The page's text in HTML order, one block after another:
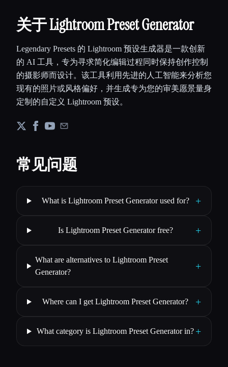
关于 Lightroom Preset Generator
Legendary Presets 的 Lightroom 预设生成器是一款创新
的 AI 工具，专为寻求简化编辑过程同时保持创作控制
的摄影师而设计。该工具利用先进的人工智能来分析您
现有的照片或风格偏好，并生成专为您的审美愿景量身
定制的自定义 Lightroom 预设。
常见问题
What is Lightroom Preset Generator used for? +
Is Lightroom Preset Generator free? +
What are alternatives to Lightroom Preset
Generator?
+
Where can I get Lightroom Preset Generator? +
What category is Lightroom Preset Generator in? +